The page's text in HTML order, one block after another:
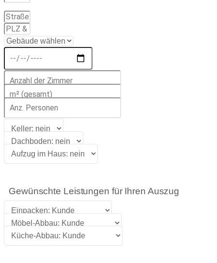
Gewünschte Leistungen für Ihren Auszug